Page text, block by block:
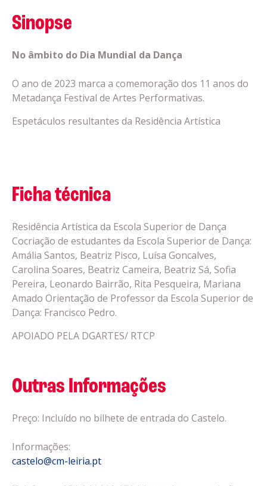
Sinopse
No âmbito do Dia Mundial da Dança
O ano de 2023 marca a comemoração dos 11 anos do
Metadança Festival de Artes Performativas.
Espetáculos resultantes da Residência Artística
Ficha técnica
Residência Artística da Escola Superior de Dança
Cocriação de estudantes da Escola Superior de Dança:
Amália Santos, Beatriz Pisco, Luísa Goncalves,
Carolina Soares, Beatriz Cameira, Beatriz Sá, Sofia
Pereira, Leonardo Bairrão, Rita Pesqueira, Mariana
Amado Orientação de Professor da Escola Superior de
Dança: Francisco Pedro.
APOIADO PELA DGARTES/ RTCP
Outras Informações
Preço: Incluído no bilhete de entrada do Castelo.
Informações:
castelo@cm-leiria.pt